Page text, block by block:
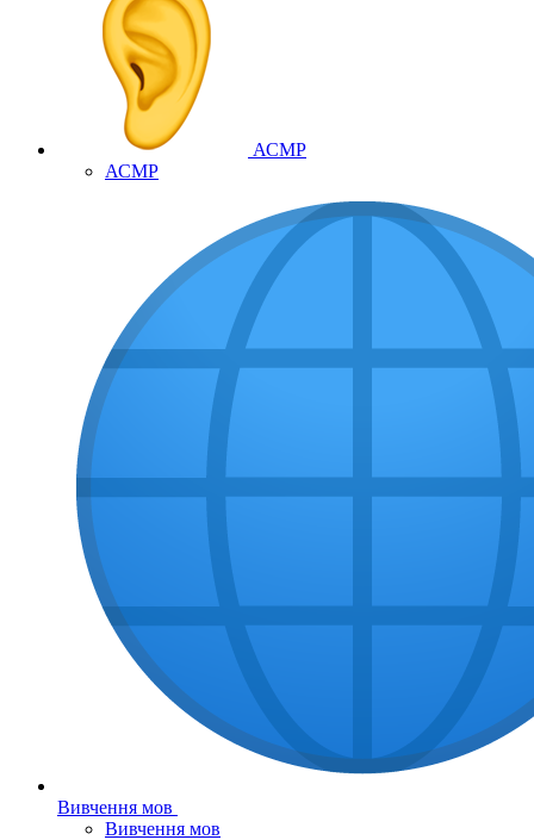
АСМР
АСМР
Вивчення мов
Вивчення мов